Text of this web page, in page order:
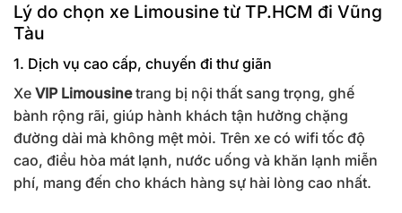
Lý do chọn xe Limousine từ TP.HCM đi Vũng
Tàu
1. Dịch vụ cao cấp, chuyến đi thư giãn
Xe VIP Limousinetrang bị nội thất sang trọng, ghế
bành rộng rãi, giúp hành khách tận hưởng chặng
đường dài mà không mệt mỏi. Trên xe có wifi tốc độ
cao, điều hòa mát lạnh, nước uống và khăn lạnh miễn
phí, mang đến cho khách hàng sự hài lòng cao nhất.